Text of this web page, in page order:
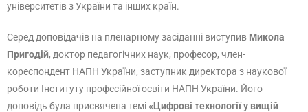
університетів з України та інших країн.
Серед доповідачів на пленарному засіданні виступив Микола
Пригодій, доктор педагогічних наук, професор, член-
кореспондент НАПН України, заступник директора з наукової
роботи Інституту професійної освіти НАПН України. Його
доповідь була присвячена темі«Цифрові технології у вищій